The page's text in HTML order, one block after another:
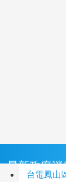
最新政府消
台電鳳山